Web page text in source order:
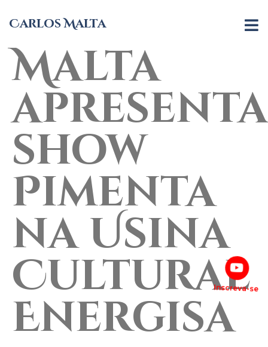
Carlos Malta
Inscreva-se
Carlos
Malta
apresenta
show
Pimenta
na Usina
Cultural
Energisa